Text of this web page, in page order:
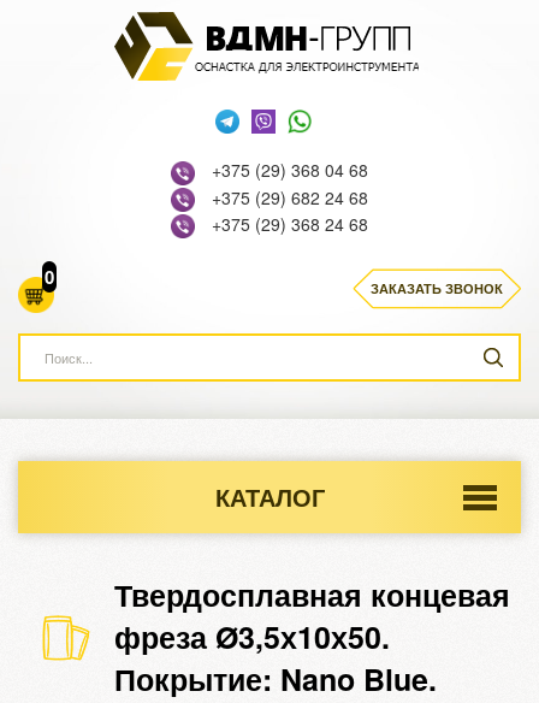
+375 (29) 368 04 68
+375 (29) 682 24 68
+375 (29) 368 24 68
0 ЗАКАЗАТЬ ЗВОНОК
КАТАЛОГ
Твердосплавная концевая
фреза Ø3,5х10х50.
Покрытие: Nano Blue.